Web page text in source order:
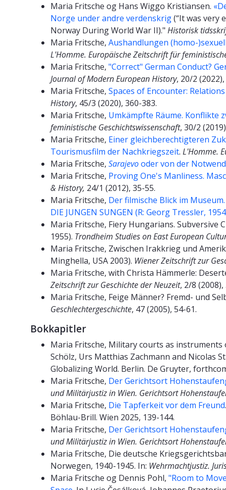
Maria Fritsche og Hans Wiggo Kristiansen.
Norge under andre verdenskrig(“It was very
Norway During World War II)." Historisk
Maria Fritsche, Aushandlungen (homo-
L'Homme. Europäische Zeitschrift für
Maria Fritsche, "Correct" German Conduct?
Journal of Modern European History, 20/2
Maria Fritsche, Spaces of Encounter:
History, 45/3 (2020), 360-383.
Maria Fritsche, Umkämpfte Räume. Konflikte
feministische Geschichtswissenschaft, 30/2
Maria Fritsche, Einer gleichberechtigteren
Tourismusfilm der Nachkriegszeit. L'Homme.
Maria Fritsche, Sarajevooder von der
Maria Fritsche, Proving One's Manliness.
& History, 24/1 (2012), 35-55.
Maria Fritsche, Der filmische Blick im
DIE JUNGEN SUNGEN (R: Georg Tressler,
Maria Fritsche, Fiery Hungarians. Subversive
1955). Trondheim Studies on East European
Maria Fritsche, Zwischen Irakkrieg und
Minghella, USA 2003). Wiener Zeitschrift zur
Maria Fritsche, with Christa Hämmerle:
Zeitschrift zur Geschichte der Neuzeit, 2/8 (2008),
Maria Fritsche, Feige Männer? Fremd- und
Geschlechtergeschichte, 47 (2005), 54-61.
Bokkapitler
Maria Fritsche, Military courts as instruments
Schölz, Urs Matthias Zachmann and Nicolas
Globalizing World. Berlin. De Gruyter,
Maria Fritsche, Der Gerichtsort
und Militärjustiz in Wien. Gerichtsort
Maria Fritsche, Die Tapferkeit vor dem Freund
Böhlau-Brill. Wien 2025, 139-144.
Maria Fritsche, Der Gerichtsort
und Militärjustiz in Wien. Gerichtsort
Maria Fritsche, Die deutsche
Norwegen, 1940-1945. In: Wehrmachtjustiz.
Maria Fritsche og Dennis Pohl, "Room to